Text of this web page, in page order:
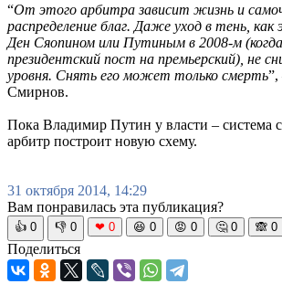
“От этого арбитра зависит жизнь и
распределение благ. Даже уход в тень, как
Ден Сяопином или Путиным в 2008-м
президентский пост на премьерский), не
уровня. Снять его может только смерть
Смирнов.
Пока Владимир Путин у власти – система
арбитр построит новую схему.
31 октября 2014, 14:29
Вам понравилась эта публикация?
👍 0 👎 0 ❤ 0 😆 0 😡 0 🤔 0 🙈 0
Поделиться